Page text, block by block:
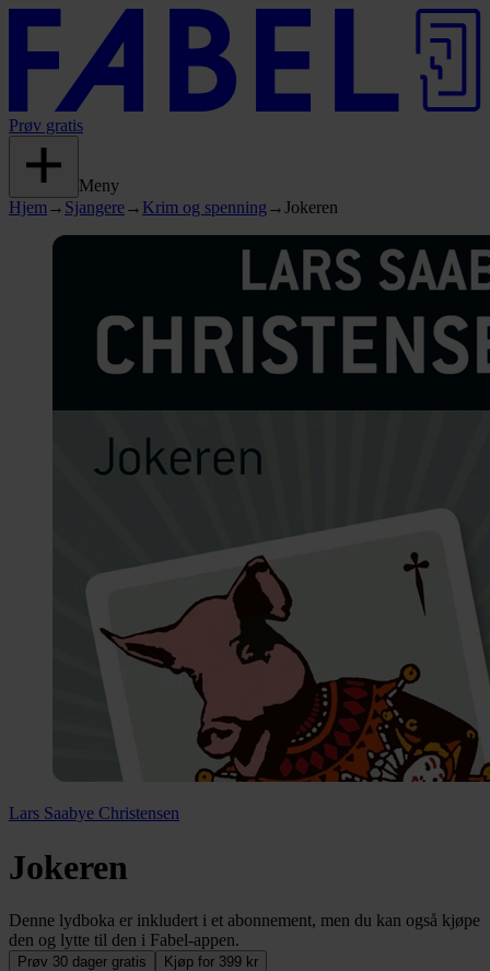
Prøv gratis
Meny
Hjem → Sjangere→ Krim og spenning →Jokeren
Lars Saabye Christensen
Jokeren
Denne lydboka er inkludert i et abonnement, men du kan også kjøpe
den og lytte til den i Fabel-appen.
Prøv 30 dager gratis Kjøp for 399 kr